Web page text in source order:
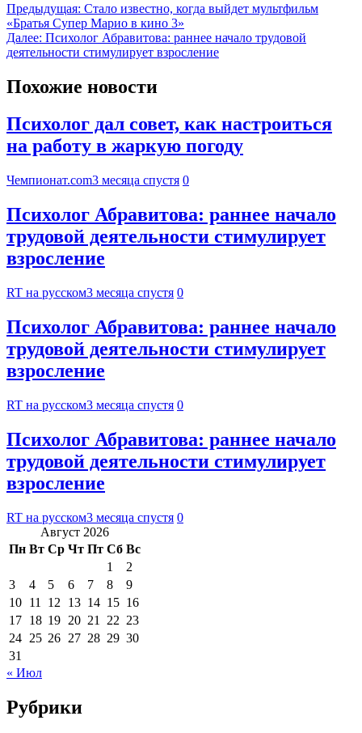
Предыдущая: Стало известно, когда выйдет мультфильм
«Братья Супер Марио в кино 3»
Далее: Психолог Абравитова: раннее начало трудовой
деятельности стимулирует взросление
Похожие новости
Психолог дал совет, как настроиться
на работу в жаркую погоду
Чемпионат.com3 месяца спустя 0
Психолог Абравитова: раннее начало
трудовой деятельности стимулирует
взросление
RT на русском3 месяца спустя 0
Психолог Абравитова: раннее начало
трудовой деятельности стимулирует
взросление
RT на русском3 месяца спустя 0
Психолог Абравитова: раннее начало
трудовой деятельности стимулирует
взросление
RT на русском3 месяца спустя 0
Август 2026
Пн Вт Ср Чт Пт Сб Вс
1
2
3
4 5 6 7 8
9
10 11 12 13 14 15 16
17 18 19 20 21 22 23
24 25 26 27 28 29 30
31
« Июл
Рубрики